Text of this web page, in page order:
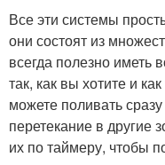
Все эти системы
они состоят из
всегда полезно иметь
так, как вы хотите и
можете поливать
перетекание в другие
их по таймеру, чтобы